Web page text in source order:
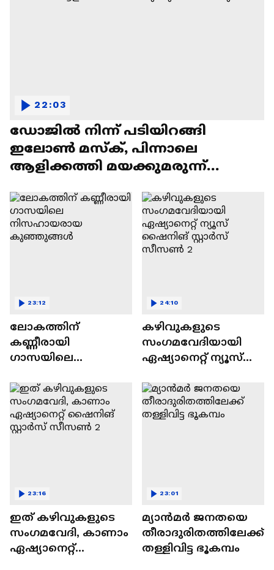
ഡോജിൽ നിന്ന് പടിയിറങ്ങി
ഇലോൺ മസ്ക്, പിന്നാലെ
ആളിക്കത്തി മയക്കുമരുന്ന്
22:03
ലോകത്തിന്
കണ്ണീരായി
ഗാസയിലെ
കുഞ്ഞുങ്ങൾ
23:12
കഴിവുകളുടെ
സംഗമവേദിയായി
ഏഷ്യാനെറ്റ് ന്യൂസ്
സീസൺ 2
24:10
ഇത് കഴിവുകളുടെ
സംഗമവേദി, കാണാം
ഏഷ്യാനെറ്റ്
23:16
മ്യാൻമർ ജനതയെ
തീരാദുരിതത്തിലേക്ക്
തള്ളിവിട്ട ഭൂകമ്പം
23:01